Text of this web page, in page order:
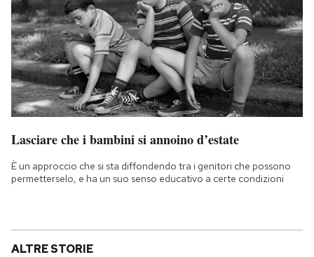
Lasciare che i bambini si annoino d’estate
È un approccio che si sta diffondendo tra i genitori che possono
permetterselo, e ha un suo senso educativo a certe condizioni
ALTRE STORIE